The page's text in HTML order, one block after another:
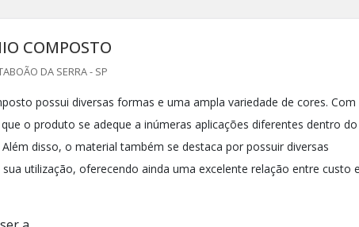
COMPOSTO
DA SERRA - SP
possui diversas formas e uma ampla variedade de cores. Com
o produto se adeque a inúmeras aplicações diferentes dentro do
disso, o material também se destaca por possuir diversas
utilização, oferecendo ainda uma excelente relação entre custo